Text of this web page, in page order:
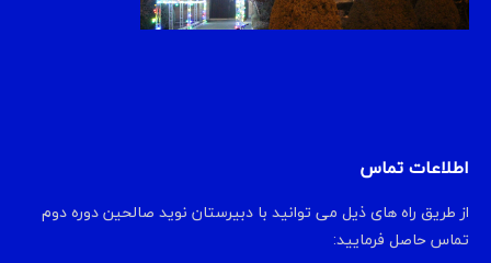
اطلاعات تماس
از طریق راه های ذیل می توانید با دبیرستان نوید صالحین دوره دوم
تماس حاصل فرمایید: